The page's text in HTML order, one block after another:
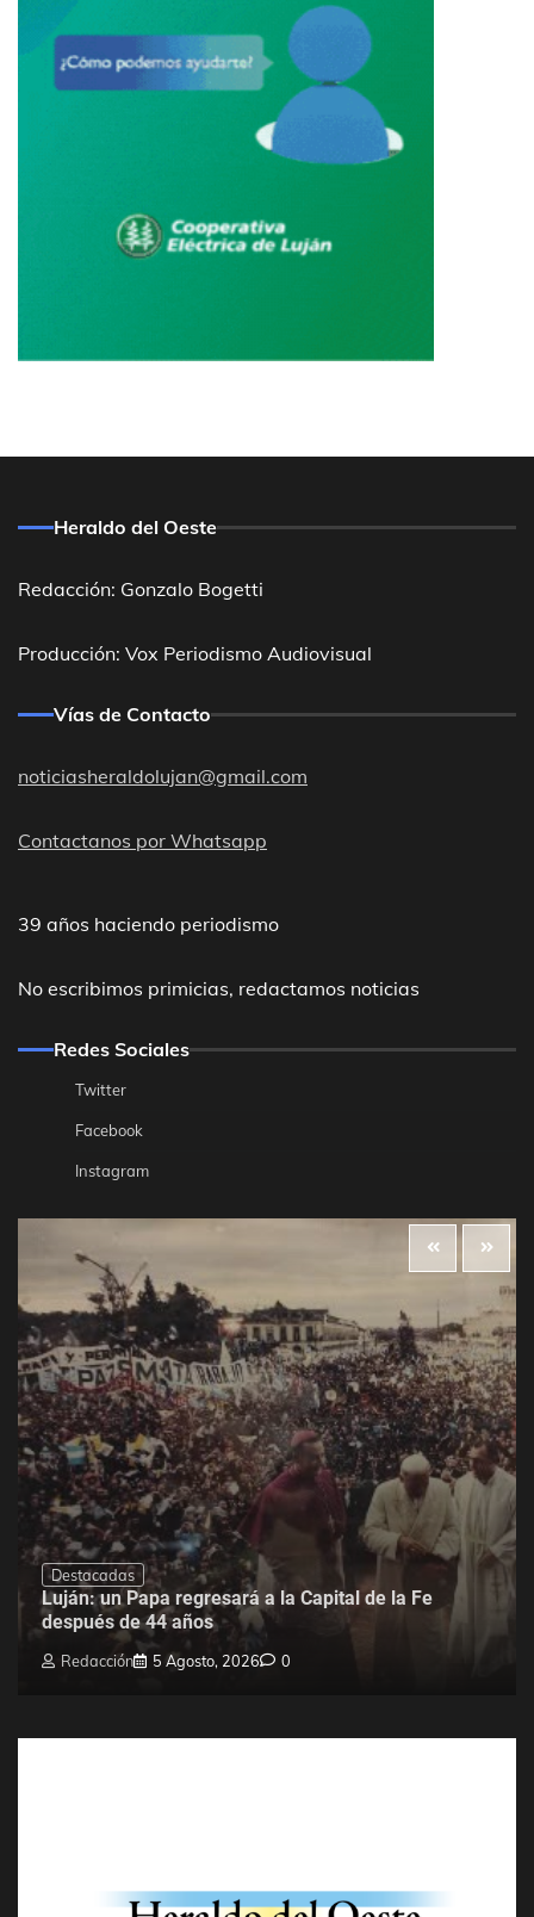
Heraldo del Oeste
Redacción: Gonzalo Bogetti
Producción: Vox Periodismo Audiovisual
Vías de Contacto
noticiasheraldolujan@gmail.com
Contactanos por Whatsapp
39 años haciendo periodismo
No escribimos primicias, redactamos noticias
Redes Sociales
Twitter
Facebook
Instagram
Destacadas
Luján: un Papa regresará a la Capital de la Fe
después de 44 años
Redacción 5 Agosto, 2026 0